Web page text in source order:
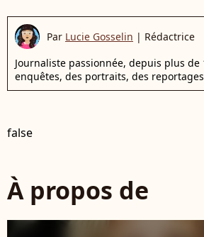
Par Lucie Gosselin | Rédactrice
Journaliste passionnée, depuis plus de
enquêtes, des portraits, des
false
À propos de